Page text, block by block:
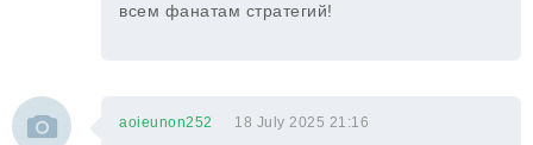
всем фанатам стратегий!
aoieunon252 18 July 2025 21:16